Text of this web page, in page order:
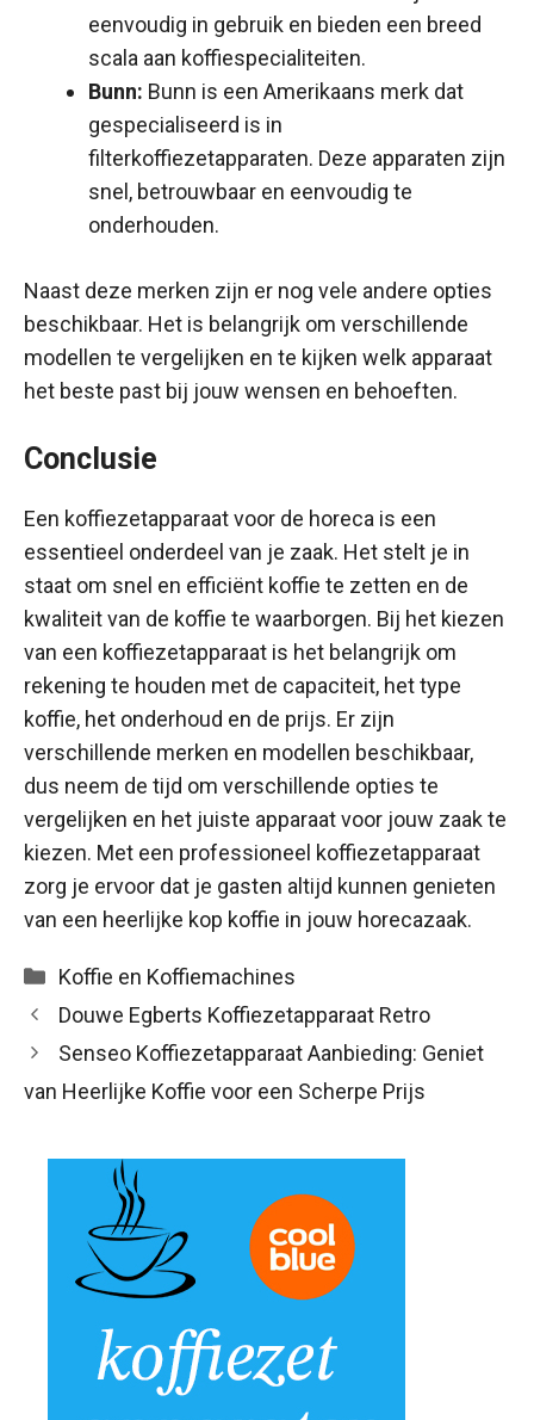
eenvoudig in gebruik en bieden een breed
scala aan koffiespecialiteiten.
Bunn: Bunn is een Amerikaans merk dat
gespecialiseerd is in
filterkoffiezetapparaten. Deze apparaten zijn
snel, betrouwbaar en eenvoudig te
onderhouden.
Naast deze merken zijn er nog vele andere opties
beschikbaar. Het is belangrijk om verschillende
modellen te vergelijken en te kijken welk apparaat
het beste past bij jouw wensen en behoeften.
Conclusie
Een koffiezetapparaat voor de horeca is een
essentieel onderdeel van je zaak. Het stelt je in
staat om snel en efficiënt koffie te zetten en de
kwaliteit van de koffie te waarborgen. Bij het kiezen
van een koffiezetapparaat is het belangrijk om
rekening te houden met de capaciteit, het type
koffie, het onderhoud en de prijs. Er zijn
verschillende merken en modellen beschikbaar,
dus neem de tijd om verschillende opties te
vergelijken en het juiste apparaat voor jouw zaak te
kiezen. Met een professioneel koffiezetapparaat
zorg je ervoor dat je gasten altijd kunnen genieten
van een heerlijke kop koffie in jouw horecazaak.
Categorieën
Koffie en Koffiemachines
Douwe Egberts Koffiezetapparaat Retro
Senseo Koffiezetapparaat Aanbieding: Geniet
van Heerlijke Koffie voor een Scherpe Prijs